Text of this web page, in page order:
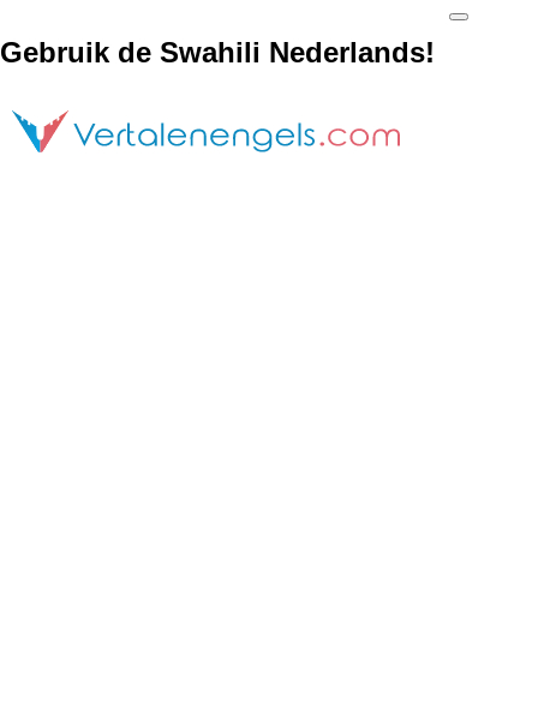
Gebruik de Swahili Nederlands!